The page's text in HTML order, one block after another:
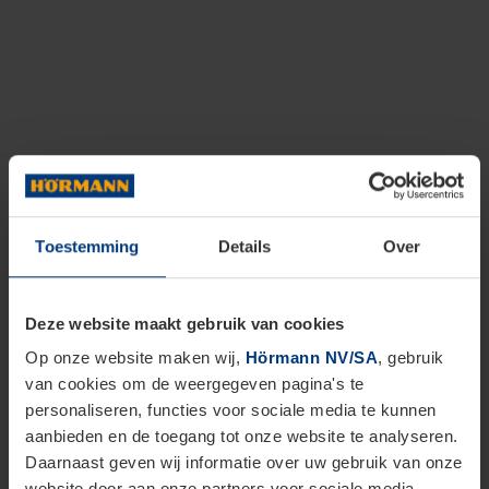
Toestemming Details Over
Deze website maakt gebruik van cookies
Op onze website maken wij, Hörmann NV/SA, gebruik
van cookies om de weergegeven pagina's te
personaliseren, functies voor sociale media te kunnen
aanbieden en de toegang tot onze website te analyseren.
Daarnaast geven wij informatie over uw gebruik van onze